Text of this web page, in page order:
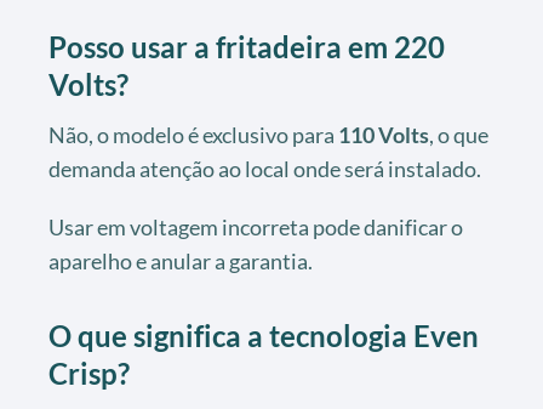
Posso usar a fritadeira em 220
Volts?
Não, o modelo é exclusivo para 110 Volts, o que
demanda atenção ao local onde será instalado.
Usar em voltagem incorreta pode danificar o
aparelho e anular a garantia.
O que significa a tecnologia Even
Crisp?